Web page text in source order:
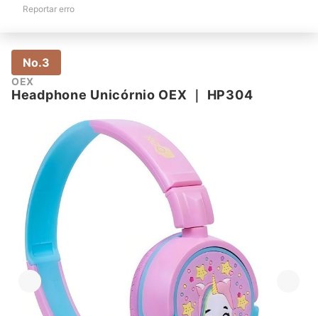
Reportar erro
No.3
OEX
Headphone Unicórnio OEX ｜ HP304